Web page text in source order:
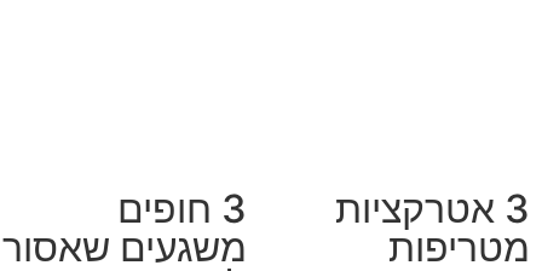
3 אטרקציות
מטריפות
3 חופים
משגעים שאסור